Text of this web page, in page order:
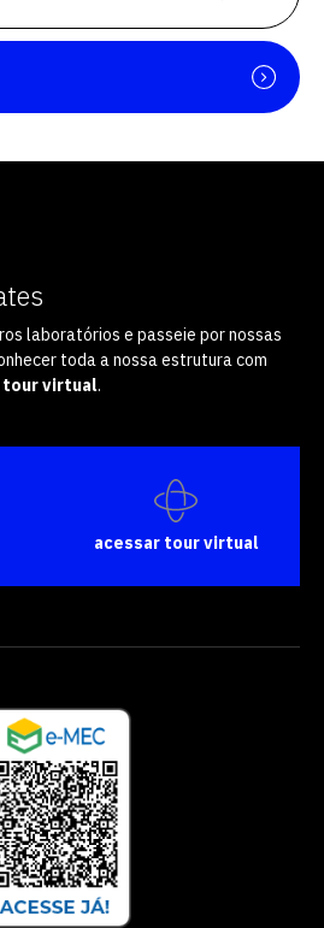
laboratórios e passeie por nossas
toda a nossa estrutura com
tour virtual.
acessar tour virtual